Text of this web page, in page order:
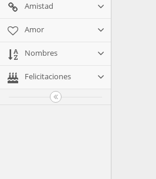
Amistad
Amor
Nombres
Felicitaciones